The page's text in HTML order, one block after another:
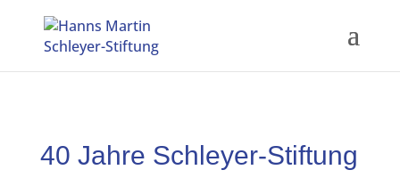
40 Jahre Schleyer-Stiftung